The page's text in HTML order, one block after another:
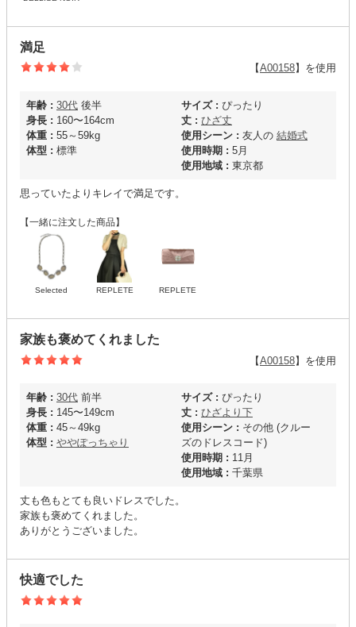
満足
【A00158】を使用
年齢 : 30代 後半
身長 : 160〜164cm
体重 : 55～59kg
体型 : 標準
サイズ : ぴったり
丈 : ひざ丈
使用シーン : 友人の 結婚式
使用時期 : 5月
使用地域 : 東京都
思っていたよりキレイで満足です。
【一緒に注文した商品】
Selected REPLETE REPLETE
家族も褒めてくれました
【A00158】を使用
年齢 : 30代 前半
身長 : 145〜149cm
体重 : 45～49kg
体型 : ややぽっちゃり
サイズ : ぴったり
丈 : ひざより下
使用シーン : その他 (クルー
ズのドレスコード)
使用時期 : 11月
使用地域 : 千葉県
丈も色もとても良いドレスでした。
家族も褒めてくれました。
ありがとうございました。
快適でした